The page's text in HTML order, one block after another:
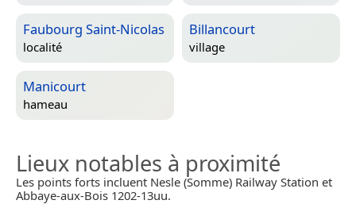
Faubourg Saint-Nicolas
localité
Billancourt
village
Manicourt
hameau
Lieux notables à proximité
Les points forts incluent Nesle (Somme) Railway Station et
Abbaye-aux-Bois 1202-13uu.